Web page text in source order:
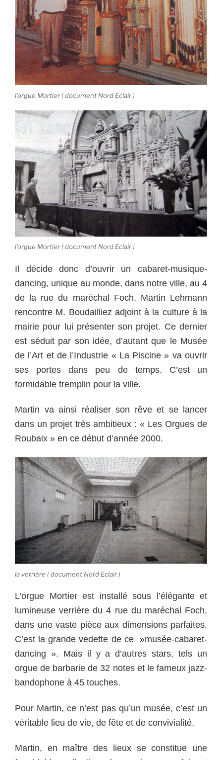
l’orgue Mortier ( document Nord Eclair )
l’orgue Mortier ( document Nord Eclair )
Il décide donc d’ouvrir un cabaret-musique-
dancing, unique au monde, dans notre ville, au 4
de la rue du maréchal Foch. Martin Lehmann
rencontre M. Boudailliez adjoint à la culture à la
mairie pour lui présenter son projet. Ce dernier
est séduit par son idée, d’autant que le Musée
de l’Art et de l’Industrie « La Piscine » va ouvrir
ses portes dans peu de temps. C’est un
formidable tremplin pour la ville.
Martin va ainsi réaliser son rêve et se lancer
dans un projet très ambitieux : « Les Orgues de
Roubaix » en ce début d’année 2000.
la verrière ( document Nord Eclair )
L’orgue Mortier est installé sous l’élégante et
lumineuse verrière du 4 rue du maréchal Foch,
dans une vaste pièce aux dimensions parfaites.
C’est la grande vedette de ce »musée-cabaret-
dancing ». Mais il y a d’autres stars, tels un
orgue de barbarie de 32 notes et le fameux jazz-
bandophone à 45 touches.
Pour Martin, ce n’est pas qu’un musée, c’est un
véritable lieu de vie, de fête et de convivialité.
Martin, en maître des lieux se constitue une